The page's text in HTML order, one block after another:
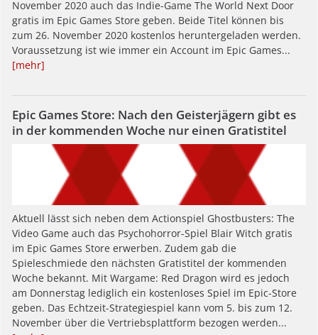
November 2020 auch das Indie-Game The World Next Door
gratis im Epic Games Store geben. Beide Titel können bis
zum 26. November 2020 kostenlos heruntergeladen werden.
Voraussetzung ist wie immer ein Account im Epic Games...
[mehr]
Epic Games Store: Nach den Geisterjägern gibt es
in der kommenden Woche nur einen Gratistitel
Aktuell lässt sich neben dem Actionspiel Ghostbusters: The
Video Game auch das Psychohorror-Spiel Blair Witch gratis
im Epic Games Store erwerben. Zudem gab die
Spieleschmiede den nächsten Gratistitel der kommenden
Woche bekannt. Mit Wargame: Red Dragon wird es jedoch
am Donnerstag lediglich ein kostenloses Spiel im Epic-Store
geben. Das Echtzeit-Strategiespiel kann vom 5. bis zum 12.
November über die Vertriebsplattform bezogen werden...